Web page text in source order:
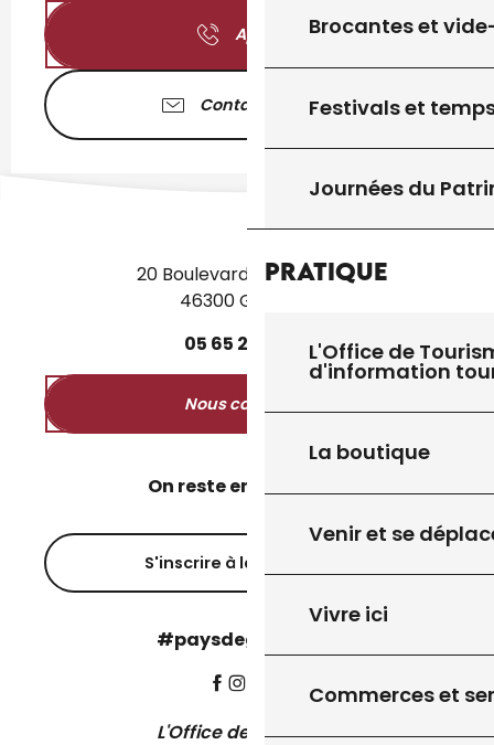
Brocantes et
Festivals et
Journées du
Pratique
L'Office de
d'information
La boutique
Venir et se
Vivre ici
Commerces et
Appeler
Contactez-nous
20 Boulevard des Martyrs
46300 Gourdon
05 65 27 50
Nous contacter
On reste en contact ?
S'inscrire à la newsletter
#paysdegourdon !
L'Office de Tourisme